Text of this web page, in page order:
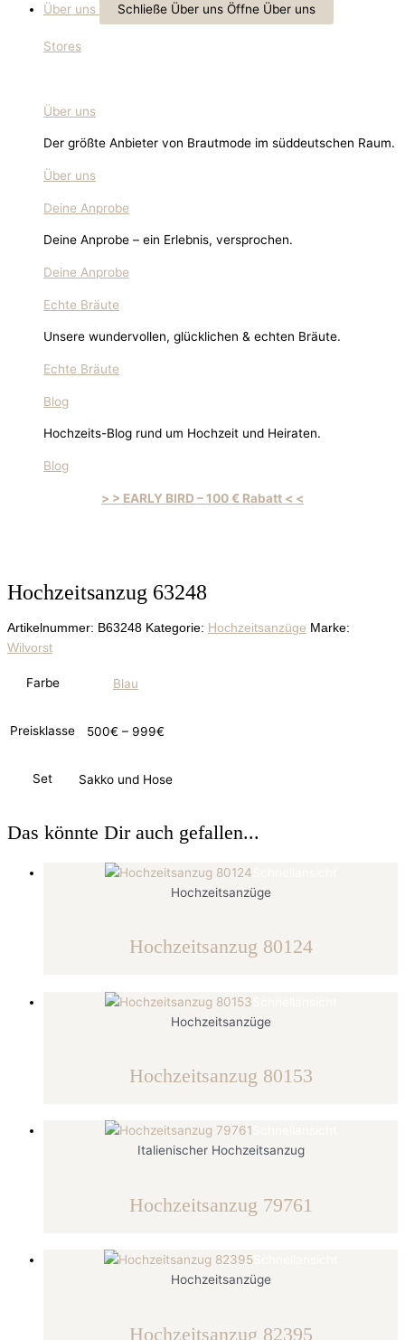
Über uns Schließe Über uns Öffne Über uns
Stores
Über uns
Der größte Anbieter von Brautmode im süddeutschen Raum.
Über uns
Deine Anprobe
Deine Anprobe – ein Erlebnis, versprochen.
Deine Anprobe
Echte Bräute
Unsere wundervollen, glücklichen & echten Bräute.
Echte Bräute
Blog
Hochzeits-Blog rund um Hochzeit und Heiraten.
Blog
> > EARLY BIRD – 100 € Rabatt < <
Hochzeitsanzug 63248
Artikelnummer: B63248 Kategorie: Hochzeitsanzüge Marke:
Wilvorst
Farbe Blau
Preisklasse 500€ – 999€
Set Sakko und Hose
Das könnte Dir auch gefallen...
Hochzeitsanzüge
Hochzeitsanzug 80124
Hochzeitsanzüge
Hochzeitsanzug 80153
Italienischer Hochzeitsanzug
Hochzeitsanzug 79761
Schnellansicht
Hochzeitsanzüge
Hochzeitsanzug 82395